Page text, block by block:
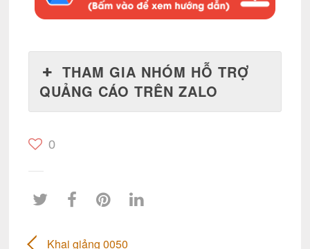
THAM GIA NHÓM HỖ TRỢ
QUẢNG CÁO TRÊN ZALO
0
Khai giảng 0050